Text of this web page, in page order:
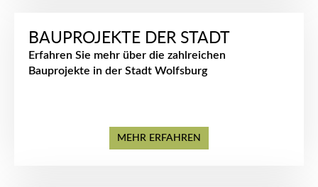
BAUPROJEKTE DER STADT
Erfahren Sie mehr über die zahlreichen
Bauprojekte in der Stadt Wolfsburg
MEHR ERFAHREN